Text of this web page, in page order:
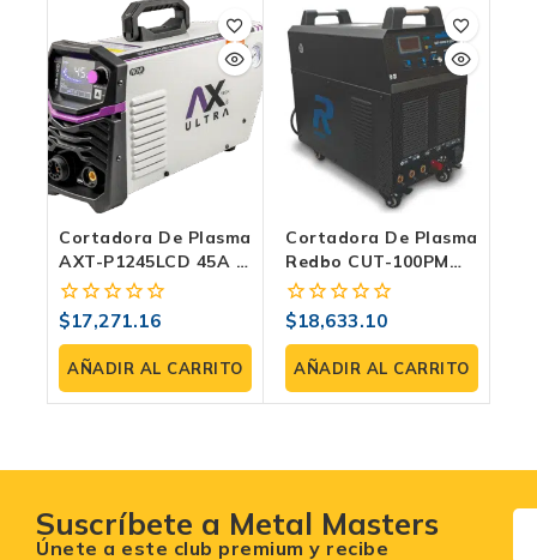
Cortadora De Plasma
AXT-P1245LCD 45A |
110/220V, Arco
Piloto, LCD Y
Regulador Integrado
0
fuera
de
5
$17,271.16
AÑADIR AL CARRITO
Cortadora De Plasma
Redbo CUT-100PM
Con Compresor | 220
V, Arco Piloto LF,
2T/4T Y Corte Hasta
40 Mm
0
fuera
de
5
$18,633.10
AÑADIR AL CARRITO
Suscríbete a Metal Masters
Únete a este club premium y recibe